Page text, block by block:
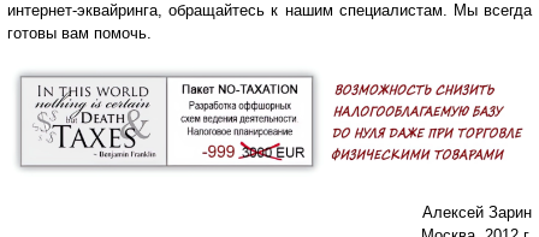
интернет-эквайринга, обращайтесь к нашим специалистам. Мы всегда
готовы вам помочь.
Алексей Зарин